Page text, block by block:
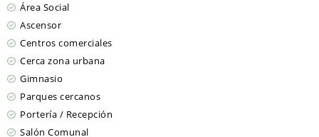
Área Social
Ascensor
Centros comerciales
Cerca zona urbana
Gimnasio
Parques cercanos
Portería / Recepción
Salón Comunal